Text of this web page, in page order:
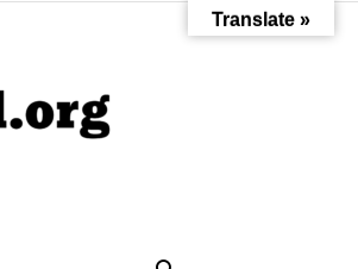
Translate »